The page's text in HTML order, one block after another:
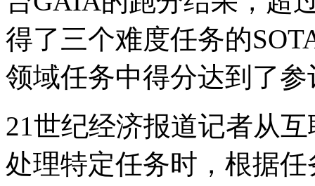
得了三个难度任务的
领域任务中得分达到了
21世纪经济报道记者从
处理特定任务时，根据